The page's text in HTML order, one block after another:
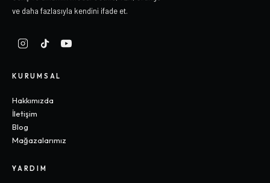
ve daha fazlasıyla kendini ifade et.
KURUMSAL
Hakkımızda
İletişim
Blog
Mağazalarımız
YARDIM